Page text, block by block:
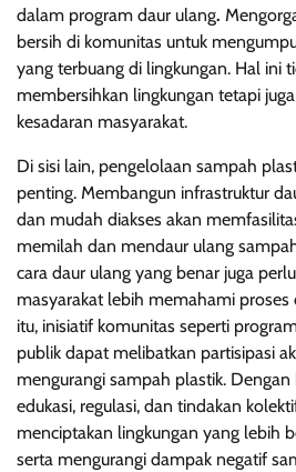
dalam program daur ulang.
bersih di komunitas untuk
yang terbuang di lingkungan. Hal ini
membersihkan lingkungan tetapi
kesadaran masyarakat.
Di sisi lain, pengelolaan sampah
penting. Membangun infrastruktur
dan mudah diakses akan
memilah dan mendaur ulang
cara daur ulang yang benar juga
masyarakat lebih memahami proses
itu, inisiatif komunitas seperti
publik dapat melibatkan partisipasi
mengurangi sampah plastik.
edukasi, regulasi, dan tindakan
menciptakan lingkungan yang lebih
serta mengurangi dampak negatif